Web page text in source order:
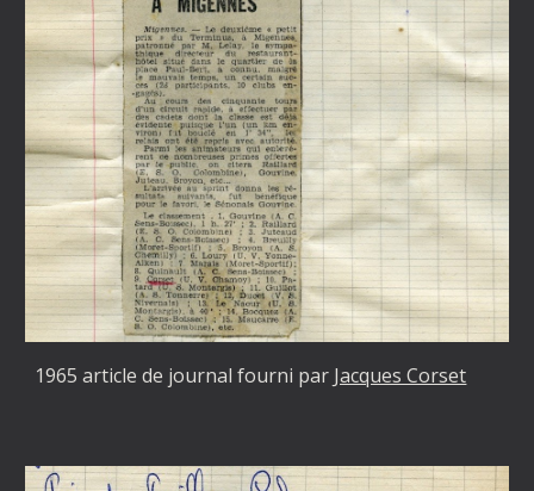
1965 article de journal fourni par Jacques Corset